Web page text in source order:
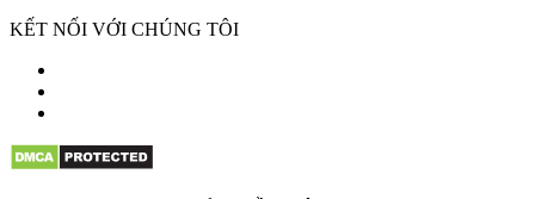
KẾT NỐI VỚI CHÚNG TÔI